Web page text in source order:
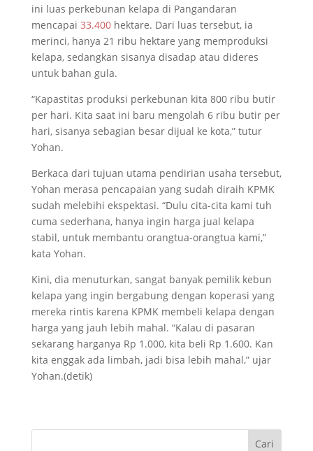
ini luas perkebunan kelapa di Pangandaran
mencapai 33.400hektare. Dari luas tersebut, ia
merinci, hanya 21 ribu hektare yang memproduksi
kelapa, sedangkan sisanya disadap atau dideres
untuk bahan gula.
“Kapastitas produksi perkebunan kita 800 ribu butir
per hari. Kita saat ini baru mengolah 6 ribu butir per
hari, sisanya sebagian besar dijual ke kota,” tutur
Yohan.
Berkaca dari tujuan utama pendirian usaha tersebut,
Yohan merasa pencapaian yang sudah diraih KPMK
sudah melebihi ekspektasi. “Dulu cita-cita kami tuh
cuma sederhana, hanya ingin harga jual kelapa
stabil, untuk membantu orangtua-orangtua kami,”
kata Yohan.
Kini, dia menuturkan, sangat banyak pemilik kebun
kelapa yang ingin bergabung dengan koperasi yang
mereka rintis karena KPMK membeli kelapa dengan
harga yang jauh lebih mahal. “Kalau di pasaran
sekarang harganya Rp 1.000, kita beli Rp 1.600. Kan
kita enggak ada limbah, jadi bisa lebih mahal,” ujar
Yohan.(detik)
Cari